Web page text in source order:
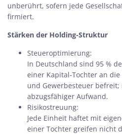
unberührt, sofern jede
firmiert.
Stärken der Holding-Struktur
Steueroptimierung:
In Deutschland sind 95 %
einer Kapital-Tochter an
und Gewerbesteuer
abzugsfähiger Aufwand.
Risikostreuung:
Jede Einheit haftet mit
einer Tochter greifen nicht